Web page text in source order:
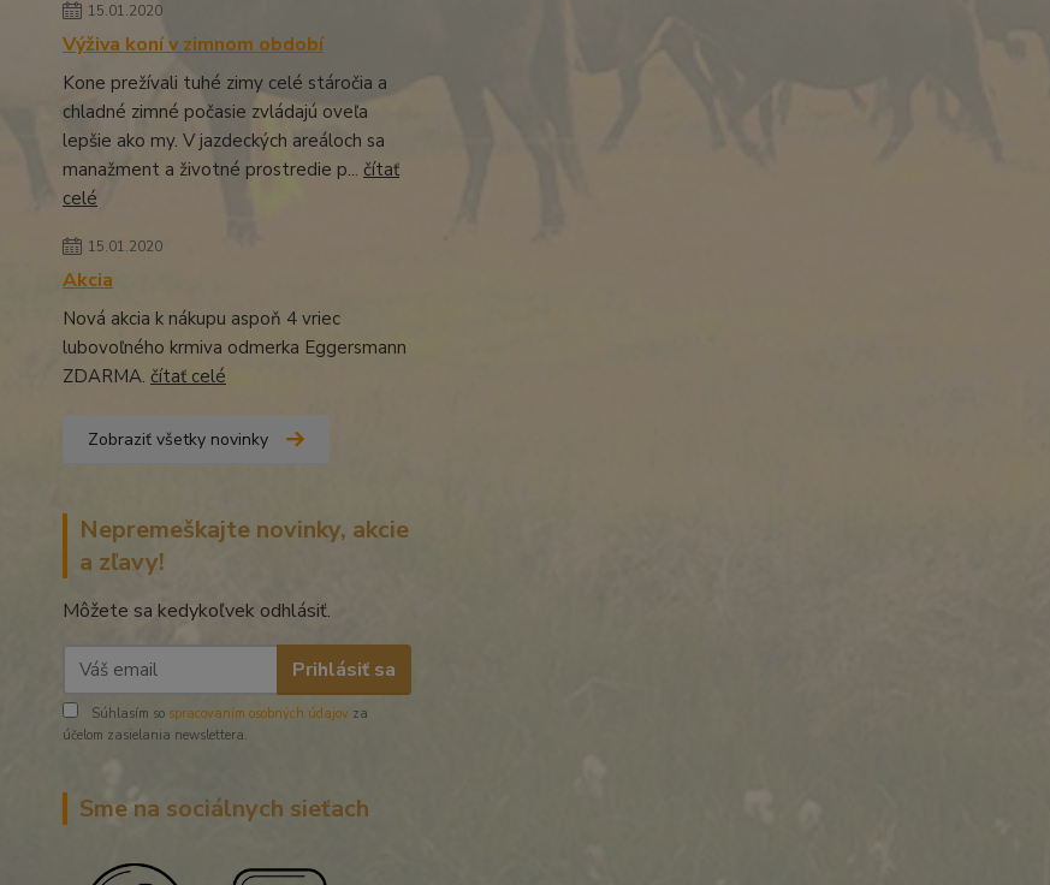
15.01.2020
Výživa koní v zimnom období
Kone prežívali tuhé zimy celé stáročia a
chladné zimné počasie zvládajú oveľa
lepšie ako my. V jazdeckých areáloch sa
manažment a životné prostredie p... čítať
celé
15.01.2020
Akcia
Nová akcia k nákupu aspoň 4 vriec
lubovoľného krmiva odmerka Eggersmann
ZDARMA. čítať celé
Zobraziť všetky novinky
Nepremeškajte novinky, akcie
a zľavy!
Môžete sa kedykoľvek odhlásiť.
Prihlásiť sa
Súhlasím so spracovaním osobných údajov za
účelom zasielania newslettera.
Sme na sociálnych sieťach